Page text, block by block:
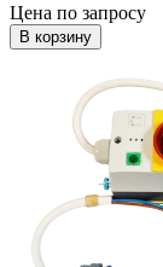
Цена по запросу
В корзину